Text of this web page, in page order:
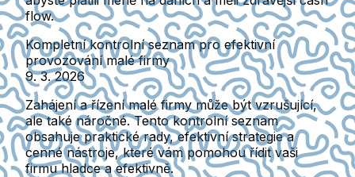
flow.
Kompletní kontrolní seznam pro efektivní
provozování malé firmy
9. 3. 2026
Zahájení a řízení malé firmy může být vzrušující,
ale také náročné. Tento kontrolní seznam
obsahuje praktické rady, efektivní strategie a
cenné nástroje, které vám pomohou řídit vaši
firmu hladce a efektivně.